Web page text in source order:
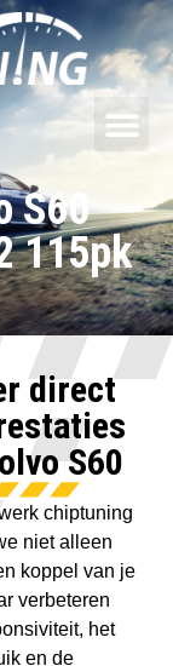
S60
115pk
direct
S60
chiptuning
niet alleen
koppel van je
verbeteren
het
en de